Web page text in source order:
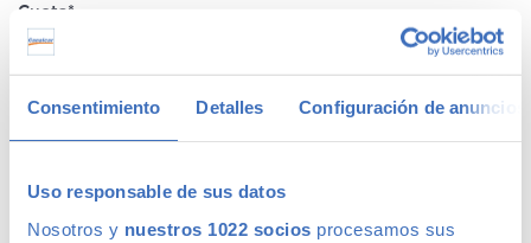
Consentimiento Detalles Configuración de anuncios
Uso responsable de sus datos
Nosotros y nuestros 1022 socios procesamos sus
Cuota*
245€/mes
Sin Garantía Premium
24 meses de permanencia